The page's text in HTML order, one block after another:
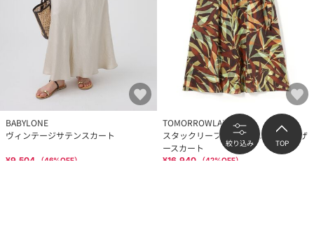
BABYLONE
ヴィンテージサテンスカート
¥9,504 （46%OFF）
TOMORROWLAND
スタックリーフプリント ロングギャザ
ースカート
¥16,940 （42%OFF）
絞り込み TOP